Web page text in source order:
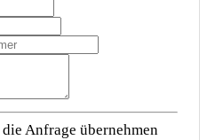
Anfrage übernehmen